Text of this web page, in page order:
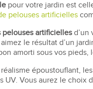
pour votre jardin est
pelouses artificielles
pelouses artificiellesd’un
le résultat d’un
amorti sous vos pieds,
époustouflant, les
UV. Vous aurez le choix